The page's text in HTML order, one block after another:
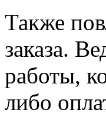
Также
заказа.
работы,
либо